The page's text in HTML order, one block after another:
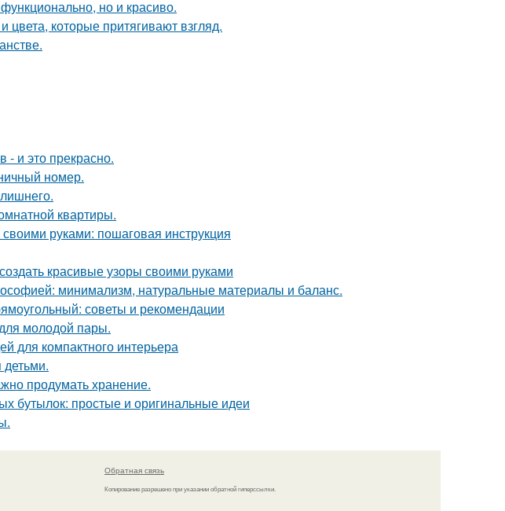
но и красиво.
цвета, которые притягивают взгляд.
- и это прекрасно.
номер.
квартиры.
руками: пошаговая инструкция
красивые узоры своими руками
минимализм, натуральные материалы и баланс.
советы и рекомендации
молодой пары.
для компактного интерьера
продумать хранение.
бутылок: простые и оригинальные идеи
Обратная связь
Копирование разрешено при указании обратной гиперссылки.